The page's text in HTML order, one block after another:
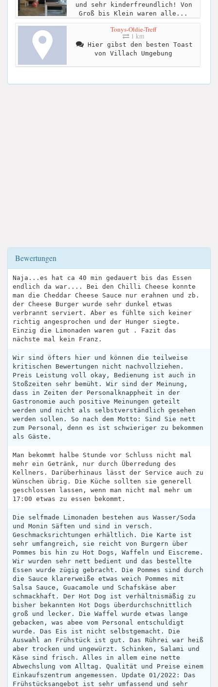
und sehr kinderfreundlich! Von
Groß bis Klein waren alle...
Tonys-Oldie-Treff
1 km
Hier gibst den besten Toast
von Villach Umgebung
Bewertungen
Naja...es hat ca 40 min gedauert bis das Essen
endlich da war.... Bei den Chilli Cheese konnte
man die Cheddar Cheese Sauce nur erahnen und zb.
der Cheese Burger wurde sehr dunkel etwas
verbrannt serviert. Aber es fühlte sich keiner
richtig angesprochen und der Hunger siegte.
Einzig die Limonaden waren gut . Fazit das
nächste mal kein Franz.
Wir sind öfters hier und können die teilweise
kritischen Bewertungen nicht nachvollziehen.
Preis Leistung voll okay, Bedienung ist auch in
Stoßzeiten sehr bemüht. Wir sind der Meinung,
dass in Zeiten der Personalknappheit in der
Gastronomie auch positive Meinungen geteilt
werden und nicht als selbstverständlich gesehen
werden sollen. So nach dem Motto: Sind Sie nett
zum Personal, denn es ist schwieriger zu bekommen
als Gäste.
Man bekommt halbe Stunde vor Schluss nicht mal
mehr ein Getränk, nur durch Überredung des
Kellners. Darüberhinaus lässt der Service auch zu
Wünschen übrig. Die Küche sollten sie generell
geschlossen lassen, wenn man nicht mal mehr um
17:00 etwas zu essen bekommt.
Die selfmade Limonaden bestehen aus Wasser/Soda
und Monin Säften und sind in versch.
Geschmacksrichtungen erhältlich. Die Karte ist
sehr umfangreich, sie reicht von Burgern über
Pommes bis hin zu Hot Dogs, Waffeln und Eiscreme.
Wir wurden sehr nett bedient und das bestellte
Essen wurde zügig gebracht. Die Pommes sind durch
die Sauce klarerweiße etwas weich Pommes mit
Salsa Sauce, Guacamole und Schafskäse aber
schmackhaft. Der Hot Dog ist verhältnismäßig zu
bisher bekannten Hot Dogs überdurchschnittlich
groß und lecker. Die Waffel wurde etwas lange
gebacken, was abee vom Personal entschuldigt
wurde. Das Eis ist nicht selbstgemacht. Die
Auswahl an Frühstück ist gut. Das Rührei war heiß
aber trocken und ungewürzt. Schinken, Salami und
Käse sind frisch. Alles in allem eine nette
Abwechslung vom Alltag. Qualität und Preise einem
Einkaufszentrum angemessen. Update 01/2022: Das
Frühstücksangebot ist sehr umfassend und sehr